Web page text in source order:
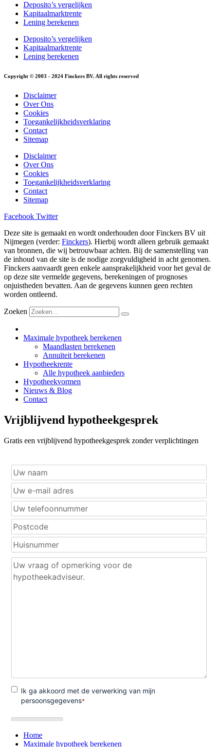
Deposito’s vergelijken
Kapitaalmarktrente
Lening berekenen
Deposito’s vergelijken
Kapitaalmarktrente
Lening berekenen
Copyright © 2003 - 2024 Finckers BV. All rights reserved
Disclaimer
Over Ons
Cookies
Toegankelijkheidsverklaring
Contact
Sitemap
Disclaimer
Over Ons
Cookies
Toegankelijkheidsverklaring
Contact
Sitemap
Facebook Twitter
Deze site is gemaakt en wordt onderhouden door Finckers BV uit
Nijmegen (verder: Finckers). Hierbij wordt alleen gebruik gemaakt
van bronnen, die wij betrouwbaar achten. Bij de samenstelling van
de inhoud van de site is de nodige zorgvuldigheid in acht genomen.
Finckers aanvaardt geen enkele aansprakelijkheid voor het geval de
op deze site vermelde gegevens, berekeningen of prognoses
onjuistheden bevatten. Aan de gegevens kunnen geen rechten
worden ontleend.
Zoeken
Maximale hypotheek berekenen
Maandlasten berekenen
Annuïteit berekenen
Hypotheekrente
Alle hypotheek aanbieders
Hypotheekvormen
Nieuws & Blog
Contact
Vrijblijvend hypotheekgesprek
Gratis een vrijblijvend hypotheekgesprek zonder verplichtingen
Home
Maximale hypotheek berekenen